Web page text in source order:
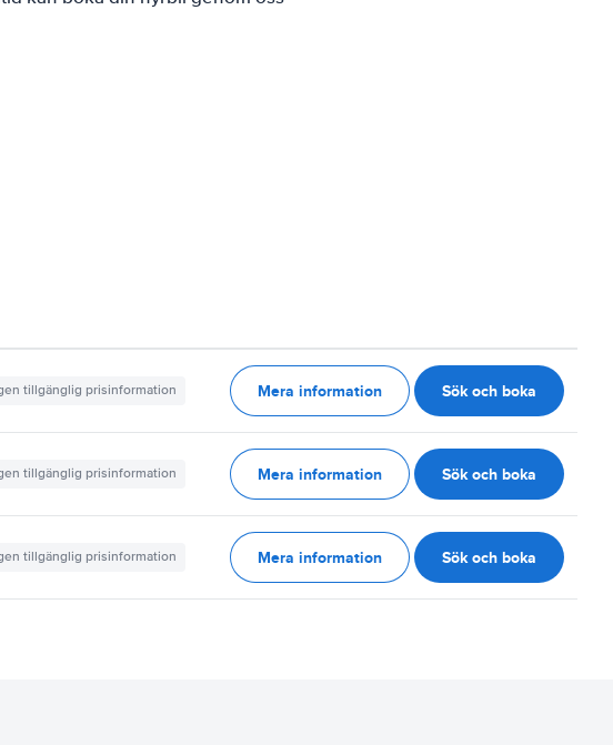
tillgänglig prisinformation Mera information Sök och boka
tillgänglig prisinformation Mera information Sök och boka
tillgänglig prisinformation Mera information Sök och boka